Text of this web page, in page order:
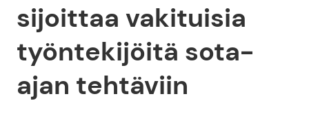
sijoittaa vakituisia
työntekijöitä sota-
ajan tehtäviin